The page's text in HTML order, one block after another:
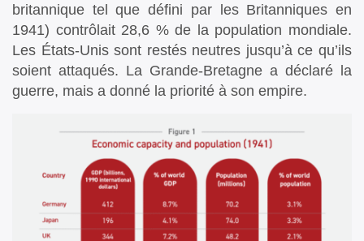
britannique tel que défini par les Britanniques en
1941) contrôlait 28,6 % de la population mondiale.
Les États-Unis sont restés neutres jusqu’à ce qu’ils
soient attaqués. La Grande-Bretagne a déclaré la
guerre, mais a donné la priorité à son empire.